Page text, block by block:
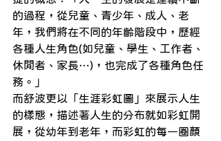
的過程，從兒童、青少年、成人、老
年，我們將在不同的年齡階段中，歷經
各種人生角色(如兒童、學生、工作者、
休閒者、家長…)，也完成了各種角色任
務。」
而舒波更以「生涯彩虹圖」來展示人生
的樣態，描述著人生的分布就如彩虹開
展，從幼年到老年，而彩虹的每一圈顏